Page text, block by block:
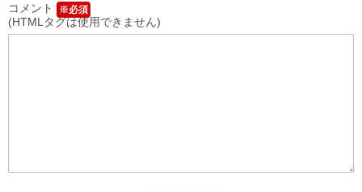
コメント ※必須
(HTMLタグは使用できません)